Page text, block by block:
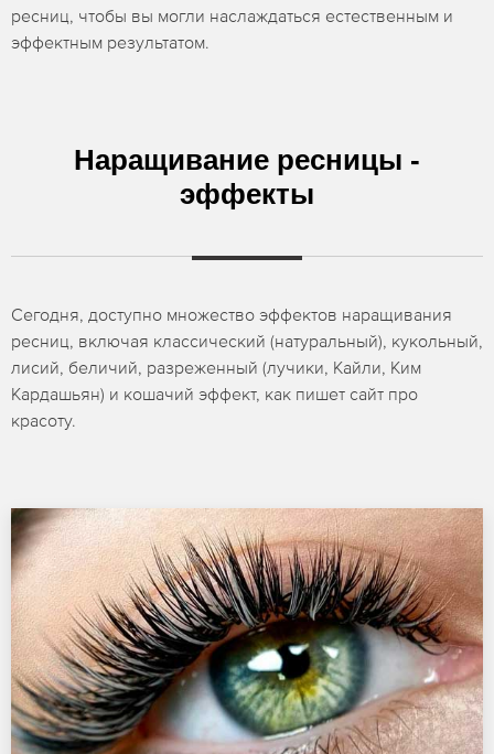
ресниц, чтобы вы могли наслаждаться естественным и
эффектным результатом.
Наращивание ресницы -
эффекты
Сегодня, доступно множество эффектов наращивания
ресниц, включая классический (натуральный), кукольный,
лисий, беличий, разреженный (лучики, Кайли, Ким
Кардашьян) и кошачий эффект, как пишет сайт про
красоту.